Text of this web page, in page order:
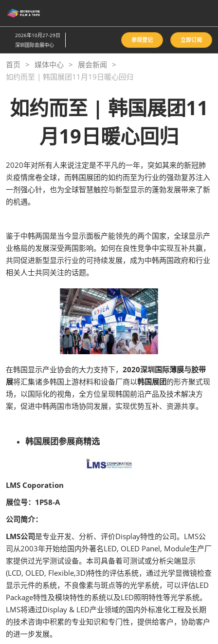
接
跳
至
内
容
2026年10月27-29日
深圳国际会展中心
参观登记 立即订阅
首页 媒体中心
展会新闻
如约而至 | 韩国展团11月19日暖心回归
如约而至 | 韩国展团11
月19日暖心回归
2020年对所有人来说注定是不平凡的一年，突如其来的新冠肺
炎疫情席卷全球，而韩国展团的如约而至为行业的强劲复苏注入
一剂强心针，也为全球智慧触控与新型显示的蓬勃发展带来了新
的机遇。
鉴于中韩两国是当今显示面板产能领先的两个国家，全球显示产
业格局的发展深受两国影响。如何在良性竞争中实现互补共赢，
共同促进新型显示行业的可持续发展，成为中韩两国政府和行业
相关人士共同关注的话题。
在韩国显示产业协会的大力支持下， 2020深圳国际薄膜与胶带
展将汇集诸多韩国上游材料和设备厂商以韩国展团的形齐聚式现
场，以国际化的视角，全方位呈现韩国前沿产品及技术解决方
案，促进中韩两国市场协同发展，实现优势互补、资源共享。
韩国展团参展商精选
LMS Coporation
展位号：1P58-A
公司简介：
LMS公司是专业开发、分析、评价Display特性的公司。LMS公
司从2003年开始给国内外著名LED, OLED Panel, Module生产厂
家提供过光学测试设备。本司具备着可测试或分析尖端显示
(LCD, OLED, Flexible,3D)特性的评估系统，通过光学显微镜检查
显示元件的系统，不良像素与斑点等的光学系统，可以评估LED
Package特性及模块特性的系统以及LED照明特性等光学系统。
LMS将通过Display & LED产业领域的国内外标准化工程及长期
的技术咨询中积累的专业知识和专门性，提供给客户，协助客户
的进一步发展。